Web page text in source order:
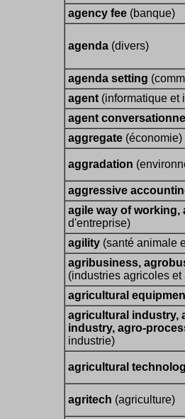
agency fee (banque)
agenda (divers)
agenda setting
agent (informatique et
agent conversationnel
aggregate (économie)
aggradation
aggressive
agile way of working,
d'entreprise)
agility (santé animale
agribusiness,
(industries agricoles
agricultural
agricultural industry,
industry, agro-
industrie)
agricultural
agritech (agriculture)